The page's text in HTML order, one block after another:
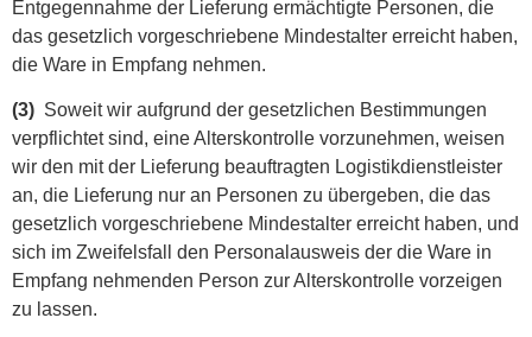
Entgegennahme der Lieferung ermächtigte Personen, die
das gesetzlich vorgeschriebene Mindestalter erreicht haben,
die Ware in Empfang nehmen.
(3) Soweit wir aufgrund der gesetzlichen Bestimmungen
verpflichtet sind, eine Alterskontrolle vorzunehmen, weisen
wir den mit der Lieferung beauftragten Logistikdienstleister
an, die Lieferung nur an Personen zu übergeben, die das
gesetzlich vorgeschriebene Mindestalter erreicht haben, und
sich im Zweifelsfall den Personalausweis der die Ware in
Empfang nehmenden Person zur Alterskontrolle vorzeigen
zu lassen.